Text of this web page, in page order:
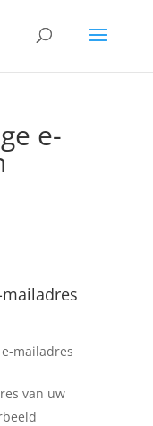
e-
mailadres
van uw